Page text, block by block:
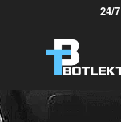
24/